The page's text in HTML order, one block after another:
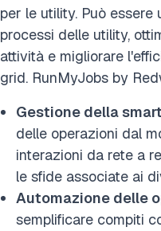
per le utility. Può
processi delle utility,
attività e migliorare
grid. RunMyJobs by
Gestione della
delle operazioni dal
interazioni da rete a
le sfide associate ai
Automazione delle
semplificare compiti